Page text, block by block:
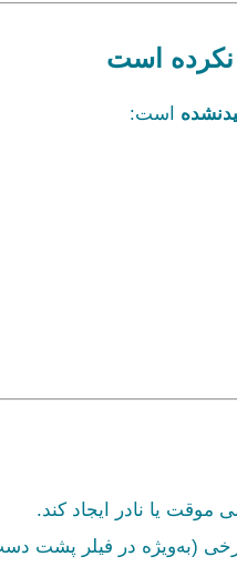
است:
موقت یا نادر ایجاد کند.
(به‌ویژه در فیلر پشت